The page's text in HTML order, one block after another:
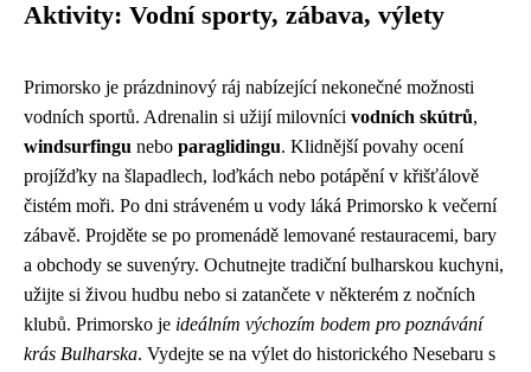
Aktivity: Vodní sporty, zábava, výlety
Primorsko je prázdninový ráj nabízející nekonečné možnosti
vodních sportů. Adrenalin si užijí milovníci vodních skútrů,
windsurfingu nebo paraglidingu. Klidnější povahy ocení
projížďky na šlapadlech, loďkách nebo potápění v křišťálově
čistém moři. Po dni stráveném u vody láká Primorsko k večerní
zábavě. Projděte se po promenádě lemované restauracemi, bary
a obchody se suvenýry. Ochutnejte tradiční bulharskou kuchyni,
užijte si živou hudbu nebo si zatančete v některém z nočních
klubů. Primorsko je ideálním výchozím bodem pro poznávání
krás Bulharska. Vydejte se na výlet do historického Nesebaru s